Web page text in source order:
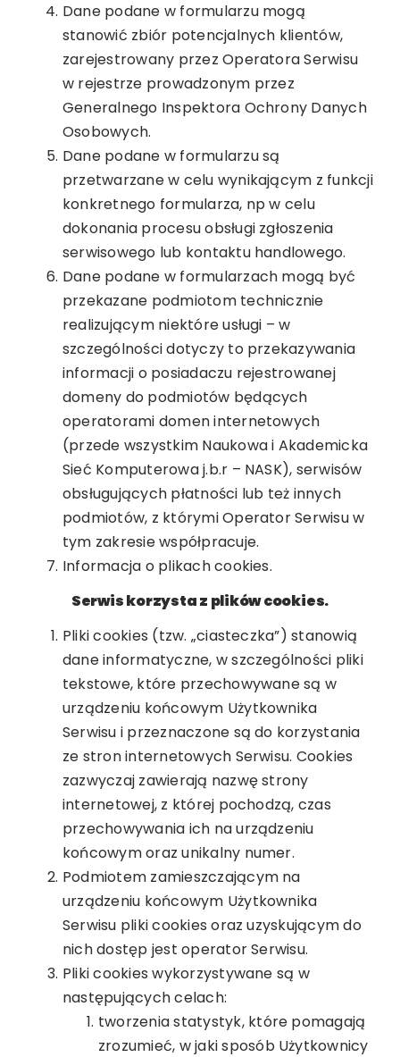
Dane podane w formularzu mogą
stanowić zbiór potencjalnych klientów,
zarejestrowany przez Operatora Serwisu
w rejestrze prowadzonym przez
Generalnego Inspektora Ochrony Danych
Osobowych.
Dane podane w formularzu są
przetwarzane w celu wynikającym z funkcji
konkretnego formularza, np w celu
dokonania procesu obsługi zgłoszenia
serwisowego lub kontaktu handlowego.
Dane podane w formularzach mogą być
przekazane podmiotom technicznie
realizującym niektóre usługi – w
szczególności dotyczy to przekazywania
informacji o posiadaczu rejestrowanej
domeny do podmiotów będących
operatorami domen internetowych
(przede wszystkim Naukowa i Akademicka
Sieć Komputerowa j.b.r – NASK), serwisów
obsługujących płatności lub też innych
podmiotów, z którymi Operator Serwisu w
tym zakresie współpracuje.
Informacja o plikach cookies.
Serwis korzysta z plików cookies.
Pliki cookies (tzw. „ciasteczka”) stanowią
dane informatyczne, w szczególności pliki
tekstowe, które przechowywane są w
urządzeniu końcowym Użytkownika
Serwisu i przeznaczone są do korzystania
ze stron internetowych Serwisu. Cookies
zazwyczaj zawierają nazwę strony
internetowej, z której pochodzą, czas
przechowywania ich na urządzeniu
końcowym oraz unikalny numer.
Podmiotem zamieszczającym na
urządzeniu końcowym Użytkownika
Serwisu pliki cookies oraz uzyskującym do
nich dostęp jest operator Serwisu.
Pliki cookies wykorzystywane są w
następujących celach:
tworzenia statystyk, które pomagają
zrozumieć, w jaki sposób Użytkownicy